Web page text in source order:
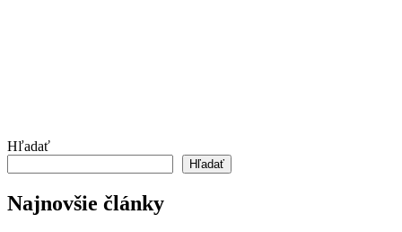
Hľadať
Hľadať
Najnovšie články